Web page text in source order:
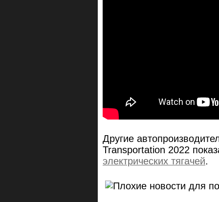
Другие
Transportation 2022
электрических тягачей.